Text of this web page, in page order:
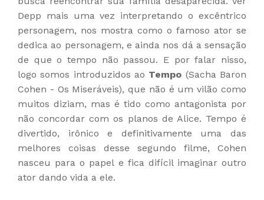
Depp mais uma vez interpretando o excêntrico
personagem, nos mostra como o famoso ator se
dedica ao personagem, e ainda nos dá a sensação
de que o tempo não passou. E por falar nisso,
logo somos introduzidos ao Tempo (Sacha Baron
Cohen - Os Miseráveis), que não é um vilão como
muitos diziam, mas é tido como antagonista por
não concordar com os planos de Alice. Tempo é
divertido, irônico e definitivamente uma das
melhores coisas desse segundo filme, Cohen
nasceu para o papel e fica difícil imaginar outro
ator dando vida a ele.